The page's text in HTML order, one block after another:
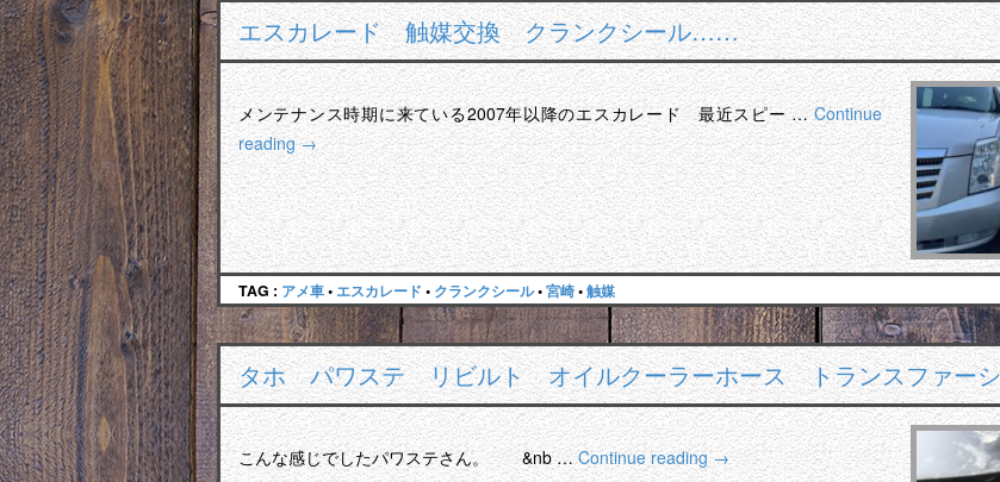
エスカレード 触媒交換 クランクシール……
メンテナンス時期に来ている2007年以降のエスカレード 最近スピー …Continue
reading→
TAG : アメ車• エスカレード • クランクシール•宮崎•触媒
タホ パワステ リビルト オイルクーラーホース トランスファー
こんな感じでしたパワステさん。 &nb …Continue reading→